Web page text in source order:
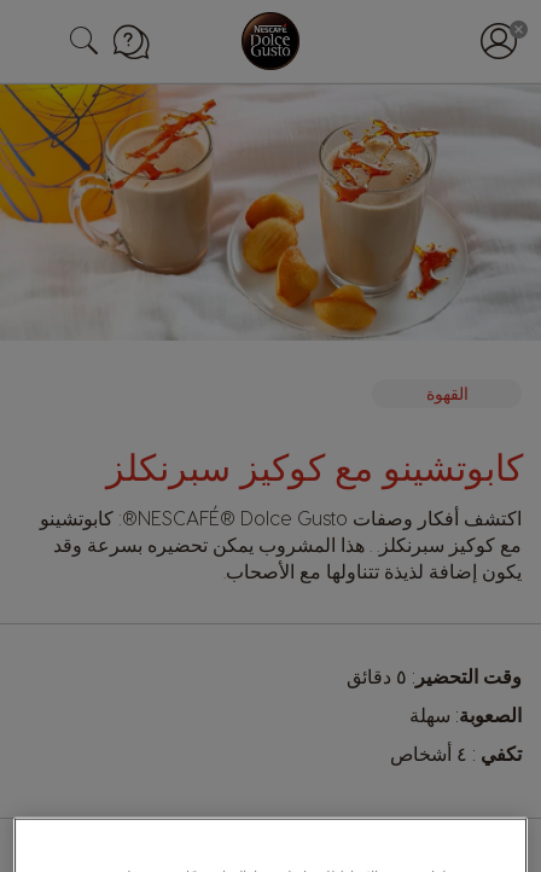
القهوة
كابوتشينو مع كوكيز سبرنكلز
اكتشف أفكار وصفات NESCAFÉ® Dolce Gusto®
: كابوتشينو
مع كوكيز سبرنكلز. . هذا المشروب يمكن تحضيره بسرعة وقد
يكون إضافة لذيذة تتناولها مع الأصحاب.
وقت التحضير : ٥ دقائق
الصعوبة: سهلة
تكفي : ٤ أشخاص